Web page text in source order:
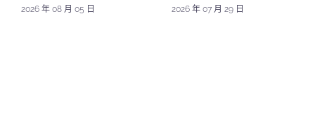
2026 年 08 月 05 日 2026 年 07 月 29 日